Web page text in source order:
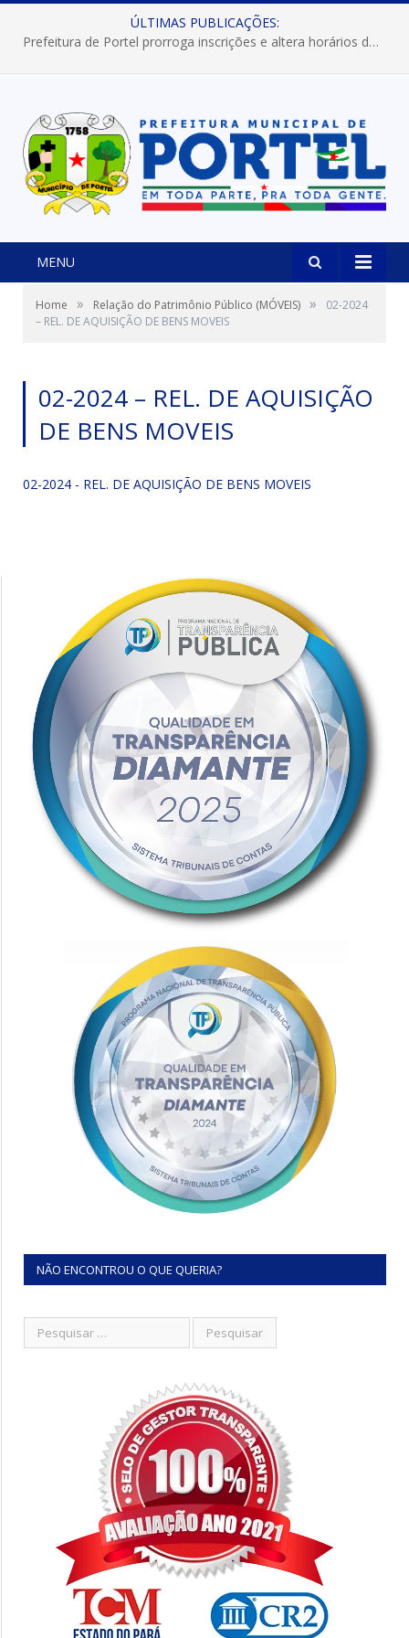
ÚLTIMAS PUBLICAÇÕES:
Prefeitura de Portel prorroga inscrições e altera horários dos concursos “Musa” e “Miss Mix Verão 2026”
MENU
Home » Relação do Patrimônio Público (MÓVEIS) »
02-2024
– REL. DE AQUISIÇÃO DE BENS MOVEIS
02-2024 – REL. DE AQUISIÇÃO
DE BENS MOVEIS
02-2024 - REL. DE AQUISIÇÃO DE BENS MOVEIS
NÃO ENCONTROU O QUE QUERIA?